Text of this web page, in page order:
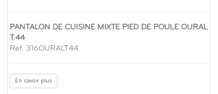
PANTALON DE CUISINE MIXTE PIED DE POULE OURAL
T.44
Réf. 316OURALT44
En savoir plus